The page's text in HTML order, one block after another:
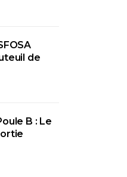
de
B : Le